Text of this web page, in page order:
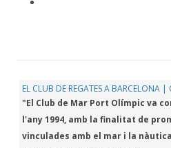
EL CLUB DE REGATES A BARCELONA
"El Club de Mar Port Olímpic va
l'any 1994, amb la finalitat de
vinculades amb el mar i la